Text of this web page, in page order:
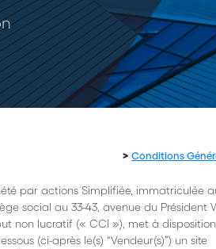
> Conditions
par actions Simplifiée, immatriculée
social au 33-43, avenue du Président
non lucratif (« CCI »), met à
(ci-après le(s) “Vendeur(s)”) un site